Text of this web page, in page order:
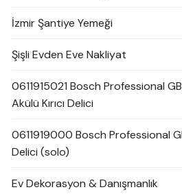
İzmir Şantiye Yemeği
Şişli Evden Eve Nakliyat
0611915021 Bosch Professional
Akülü Kırıcı Delici
0611919000 Bosch Professional
Delici (solo)
Ev Dekorasyon & Danışmanlık